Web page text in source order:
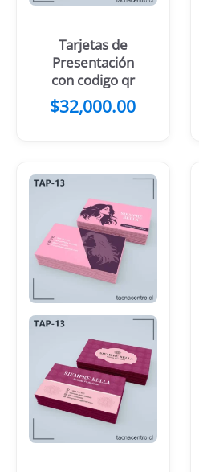
Tarjetas de
Presentación
con codigo qr
$32,000.00